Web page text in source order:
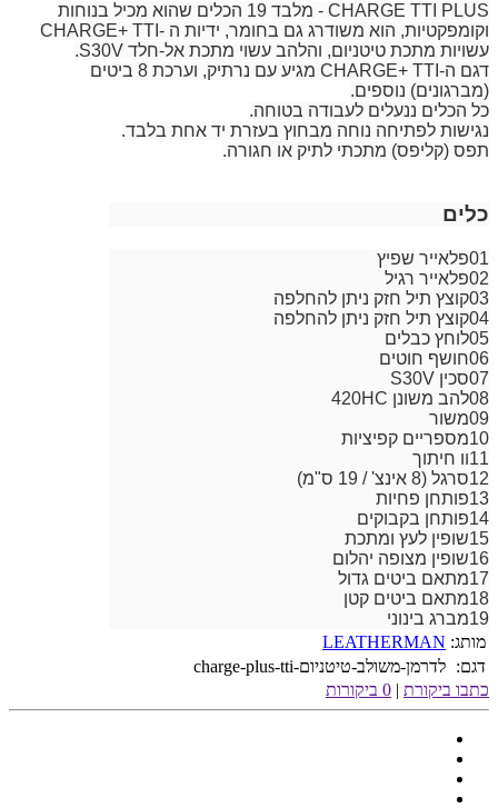
CHARGE TTI PLUS - מלבד 19 הכלים שהוא מכיל בנוחות
וקומפקטיות, הוא משודרג גם בחומר, ידיות ה -CHARGE+ TTI
עשויות מתכת טיטניום, והלהב עשוי מתכת אל-חלד S30V.
דגם ה-CHARGE+ TTI מגיע עם נרתיק, וערכת 8 ביטים
(מברגונים) נוספים.
כל הכלים ננעלים לעבודה בטוחה.
נגישות לפתיחה נוחה מבחוץ בעזרת יד אחת בלבד.
תפס (קליפס) מתכתי לתיק או חגורה.
כלים
01פלאייר שפיץ
02פלאייר רגיל
03קוצץ תיל חזק ניתן להחלפה
04קוצץ תיל חזק ניתן להחלפה
05לוחץ כבלים
06חושף חוטים
07סכין S30V
08להב משונן 420HC
09משור
10מספריים קפיציות
11וו חיתוך
12סרגל (8 אינצ' / 19 ס"מ)
13פותחן פחיות
14פותחן בקבוקים
15שופין לעץ ומתכת
16שופין מצופה יהלום
17מתאם ביטים גדול
18מתאם ביטים קטן
19מברג בינוני
מותג: LEATHERMAN
דגם: לדרמן-משולב-טיטניום-charge-plus-tti
כתבו ביקורת | 0 ביקורות